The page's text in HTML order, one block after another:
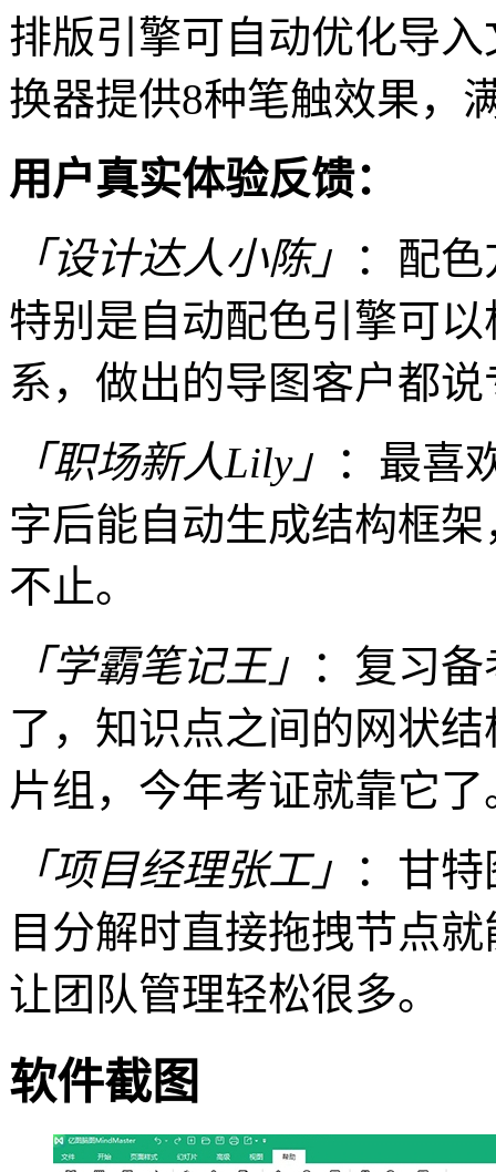
排版引擎可自动优化导
换器提供8种笔触效果，
用户真实体验反馈：
「设计达人小陈」
：配
特别是自动配色引擎可
系，做出的导图客户都
「职场新人Lily」
：最喜
字后能自动生成结构框
不止。
「学霸笔记王」
：复习
了，知识点之间的网状
片组，今年考证就靠它了
「项目经理张工」
：甘
目分解时直接拖拽节点
让团队管理轻松很多。
软件截图